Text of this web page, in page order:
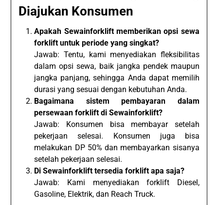
Diajukan Konsumen
Apakah Sewainforklift memberikan opsi sewa
forklift untuk periode yang singkat?
Jawab: Tentu, kami menyediakan fleksibilitas
dalam opsi sewa, baik jangka pendek maupun
jangka panjang, sehingga Anda dapat memilih
durasi yang sesuai dengan kebutuhan Anda.
Bagaimana sistem pembayaran dalam
persewaan forklift di Sewainforklift?
Jawab: Konsumen bisa membayar setelah
pekerjaan selesai. Konsumen juga bisa
melakukan DP 50% dan membayarkan sisanya
setelah pekerjaan selesai.
Di Sewainforklift tersedia forklift apa saja?
Jawab: Kami menyediakan forklift Diesel,
Gasoline, Elektrik, dan Reach Truck.